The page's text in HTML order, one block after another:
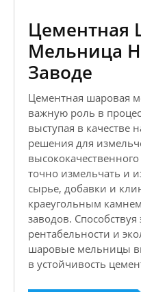
Цементная
Мельница
Заводе
Цементная шаровая
важную роль в
выступая в качестве
решения для
точно измельчать и
сырье, добавки и
краеугольным
заводов.
рентабельности и
шаровые мельницы
в устойчивость